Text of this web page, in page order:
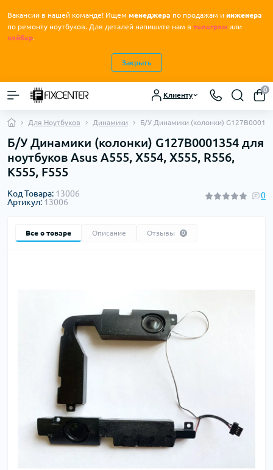
Вакансии в нашей команде! Ищем менеджера по продажам и инженера
по ремонту ноутбуков. Для деталей напишите нам в телеграм или
вайбер.
Закрыть
Клиенту
0
Для Ноутбуков Динамики Б/У Динамики (колонки)
Б/У Динамики (колонки) G127B0001354 для
ноутбуков Asus A555, X554, X555, R556,
K555, F555
Код Товара: 13006
Артикул: 13006
0
Все о товаре Описание Отзывы 0